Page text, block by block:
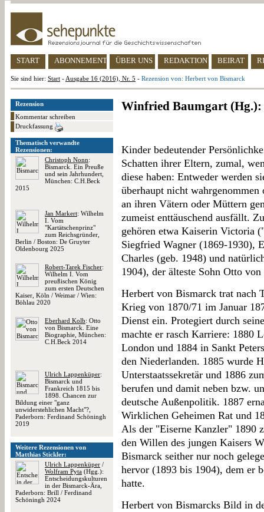
START ABONNEMENT ÜBER UNS REDAKTION BEIRAT
Sie sind hier: Start - Ausgabe 16 (2016), Nr. 5 - Rezension von: Herbert von Bismarck
Rezension
Kommentar schreiben
Druckfassung
Thematisch verwandte
Rezensionen:
Christoph Nonn:
Bismarck. Ein Preuße
und sein Jahrhundert,
München: C.H.Beck
2015
Jan Markert: Wilhelm
I. Vom
"Kartätschenprinz"
zum Reichsgründer,
Berlin / Boston: De Gruyter
Oldenbourg 2025
Robert-Tarek Fischer:
Wilhelm I. Vom
preußischen König
zum ersten Deutschen
Kaiser, Köln / Weimar / Wien:
Böhlau 2020
Eberhard Kolb: Otto
von Bismarck. Eine
Biographie, München:
C.H.Beck 2014
Ulrich Lappenküper:
Bismarck und
Frankreich 1815 bis
1898. Chancen zur
Bildung einer "ganz
unwiderstehlichen Macht"?,
Paderborn: Ferdinand Schöningh
2019
Weitere Rezensionen von
Matthias Stickler:
Ulrich Lappenküper /
Wolfram Pyta (Hgg.):
Entscheidungskulturen
in der Bismarck-Ära,
Paderborn: Brill / Ferdinand
Schöningh 2024
Winfried Baumgart
Kinder bedeutender
Schatten ihrer Eltern, zumal,
diese haben: Entweder werden
überhaupt nicht
an ihren Vätern oder Müttern
zumeist enttäuschend ausfällt.
gehören etwa Kaiserin Victoria
Siegfried Wagner (1869-1930),
Charles (geb. 1948) und
1904), der älteste Sohn Otto
Herbert von Bismarck trat nach
Krieg von 1870/71 im Januar
Dienst ein. Protegiert durch
machte er rasch Karriere: 1880
London und 1884 in Sankt
den Niederlanden. 1885 wurde
Unterstaatssekretär und 1886
berufen und damit neben bzw.
deutsche Außenpolitik. 1887
Wirklichen Geheimen Rat und
Als der "Eiserne Kanzler" 1890
den Willen des jungen Kaisers
Bismarck seither nur noch
hervor (1893 bis 1904), dem er
hatte.
Herbert von Bismarcks Bild in